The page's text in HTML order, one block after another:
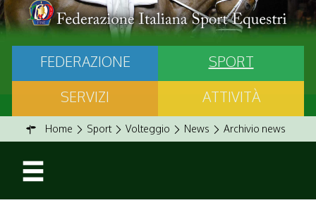
FEDERAZIONE
SPORT
SERVIZI
ATTIVITÀ
Home Sport Volteggio News Archivio news